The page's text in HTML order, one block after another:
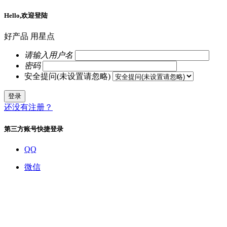
Hello,欢迎登陆
好产品 用星点
请输入用户名
密码
安全提问(未设置请忽略)
登录
还没有注册？
第三方账号快捷登录
QQ
微信